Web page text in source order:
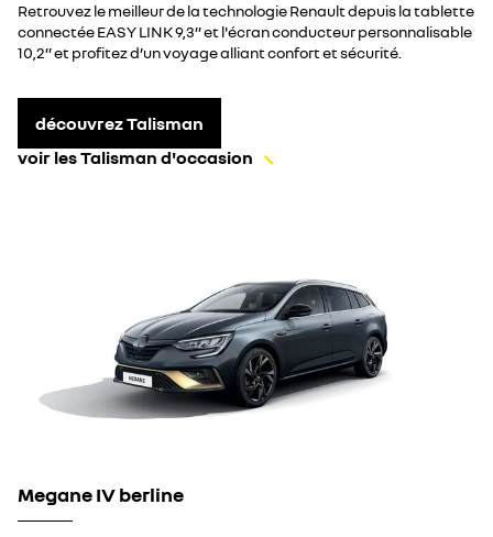
Retrouvez le meilleur de la technologie Renault depuis la tablette
connectée EASY LINK 9,3’’ et l'écran conducteur personnalisable
10,2’’ et profitez d’un voyage alliant confort et sécurité.
découvrez Talisman
voir les Talisman d'occasion
Megane IV berline